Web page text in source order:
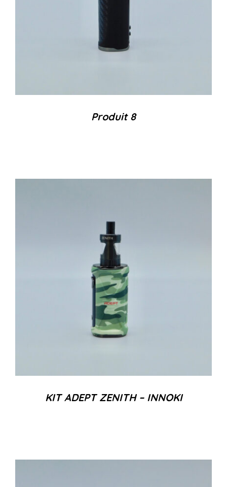
Produit 8
KIT ADEPT ZENITH – INNOKI